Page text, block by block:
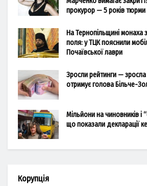
прокурор — 5 років тюрми
На Тернопільщині монаха
поля: у ТЦК пояснили
Почаївської лаври
Зросли рейтинги — зросла
отримує голова Більче-
Мільйони на чиновників і
що показали декларації
Корупція